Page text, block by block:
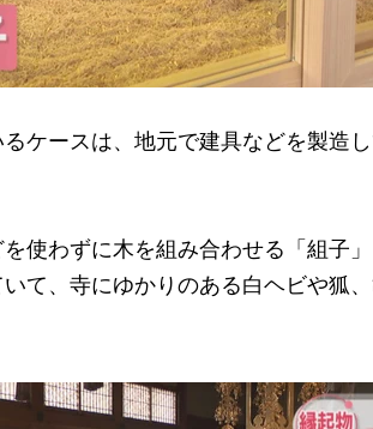
ケースは、地元で建具などを製造
使わずに木を組み合わせる「組子
て、寺にゆかりのある白ヘビや狐